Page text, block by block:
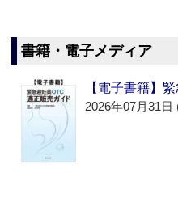
書籍・電子メディア
【電子書籍】
2026年07月31日